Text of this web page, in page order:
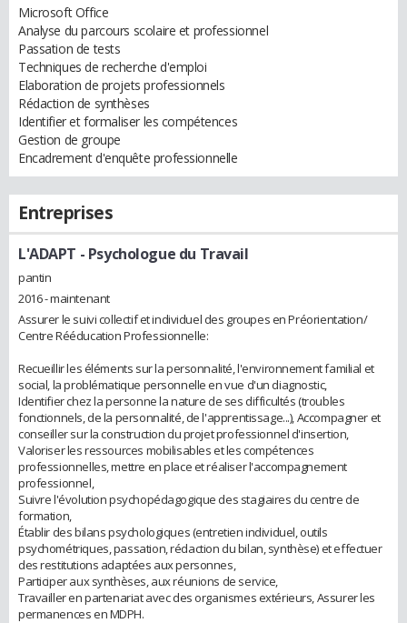
Microsoft Office
Analyse du parcours scolaire et professionnel
Passation de tests
Techniques de recherche d'emploi
Elaboration de projets professionnels
Rédaction de synthèses
Identifier et formaliser les compétences
Gestion de groupe
Encadrement d'enquête professionnelle
Entreprises
L'ADAPT - Psychologue du Travail
pantin
2016 - maintenant
Assurer le suivi collectif et individuel des groupes en Préorientation/
Centre Rééducation Professionnelle:
Recueillir les éléments sur la personnalité, l'environnement familial et
social, la problématique personnelle en vue d'un diagnostic,
Identifier chez la personne la nature de ses difficultés (troubles
fonctionnels, de la personnalité, de l'apprentissage...), Accompagner et
conseiller sur la construction du projet professionnel d'insertion,
Valoriser les ressources mobilisables et les compétences
professionnelles, mettre en place et réaliser l'accompagnement
professionnel,
Suivre l'évolution psychopédagogique des stagiaires du centre de
formation,
Établir des bilans psychologiques (entretien individuel, outils
psychométriques, passation, rédaction du bilan, synthèse) et effectuer
des restitutions adaptées aux personnes,
Participer aux synthèses, aux réunions de service,
Travailler en partenariat avec des organismes extérieurs, Assurer les
permanences en MDPH.